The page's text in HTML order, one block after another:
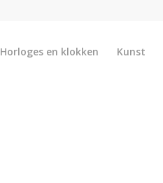
Horloges en klokken Kunst